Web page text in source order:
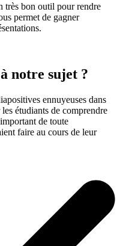
très bon outil pour rendre
permet de gagner
notre sujet ?
ennuyeuses dans
étudiants de comprendre
de toute
faire au cours de leur